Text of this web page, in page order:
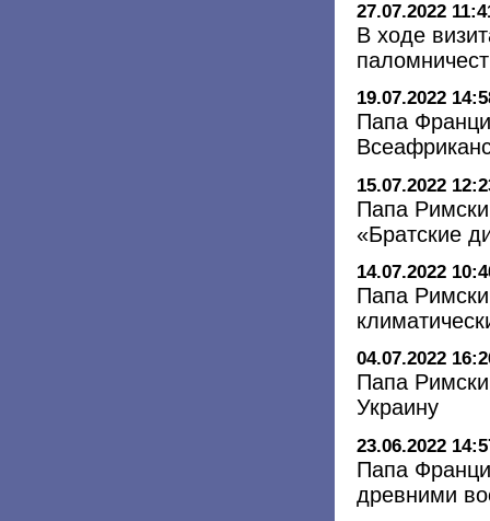
27.07.2022
В ходе
19.07.2022
Папа
15.07.2022
Папа
«Братские
14.07.2022
Папа
04.07.2022
Папа
Украину
23.06.2022
Папа
древними